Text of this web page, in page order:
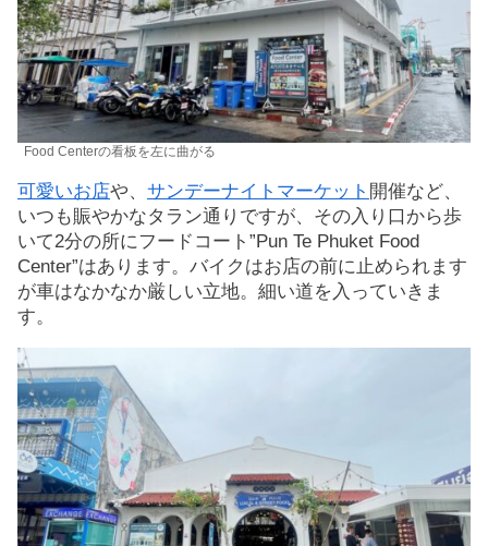
Food Centerの看板を左に曲がる
可愛いお店や、 サンデーナイトマーケット 開催など、
いつも賑やかなタラン通りですが、その入り口から歩
いて2分の所にフードコート”Pun Te Phuket Food
Center”はあります。バイクはお店の前に止められます
が車はなかなか厳しい立地。細い道を入っていきま
す。